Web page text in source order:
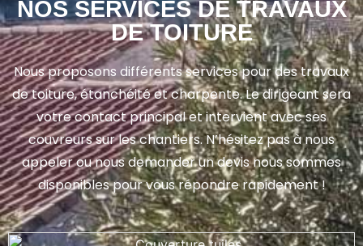
NOS SERVICES DE TRAVAUX
DE TOITURE
Nous proposons différents services pour des travaux
de toiture, étanchéité et charpente. Le dirigeant sera
votre contact principal et intervient avec ses
couvreurs sur les chantiers. N’hésitez pas à nous
appeler ou nous demander un devis nous sommes
disponibles pour vous répondre rapidement !